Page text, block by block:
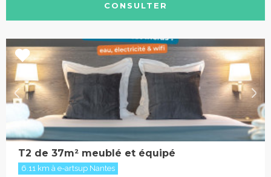
CONSULTER
T2 de 37m² meublé et équipé
6.11 km à e-artsup Nantes